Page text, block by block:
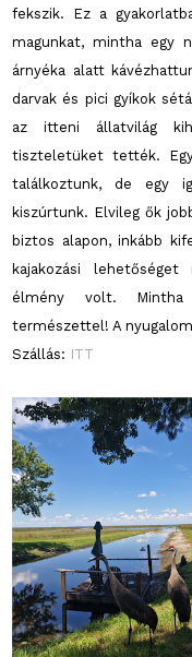
fekszik. Ez a
magunkat, mintha egy
árnyéka alatt
darvak és pici gyíkok
az itteni állatvilág
tiszteletüket tették.
találkoztunk, de egy
kiszúrtunk. Elvileg ők
biztos alapon, inkább
kajakozási
élmény volt.
természettel! A
Szállás: ITT